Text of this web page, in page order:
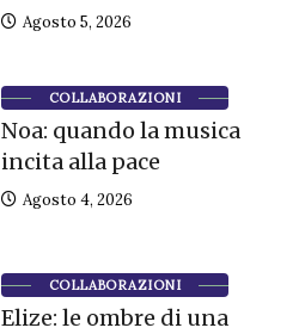
Agosto 5, 2026
COLLABORAZIONI
Noa: quando la musica
incita alla pace
Agosto 4, 2026
COLLABORAZIONI
Elize: le ombre di una